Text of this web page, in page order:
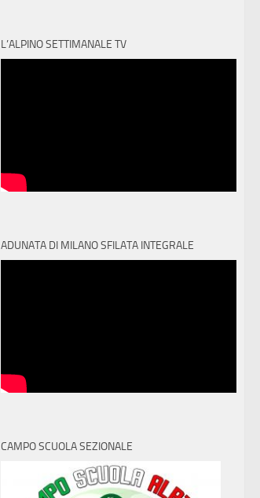
L’ALPINO SETTIMANALE TV
ADUNATA DI MILANO SFILATA INTEGRALE
CAMPO SCUOLA SEZIONALE